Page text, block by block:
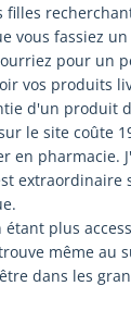
vous fassiez
pour un
vos produits
d'un produit
le site coûte
en pharmacie.
extraordinaire
plus
même au
dans les